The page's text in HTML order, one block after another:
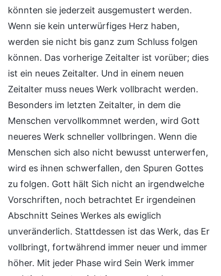
könnten sie jederzeit ausgemustert werden.
Wenn sie kein unterwürfiges Herz haben,
werden sie nicht bis ganz zum Schluss folgen
können. Das vorherige Zeitalter ist vorüber; dies
ist ein neues Zeitalter. Und in einem neuen
Zeitalter muss neues Werk vollbracht werden.
Besonders im letzten Zeitalter, in dem die
Menschen vervollkommnet werden, wird Gott
neueres Werk schneller vollbringen. Wenn die
Menschen sich also nicht bewusst unterwerfen,
wird es ihnen schwerfallen, den Spuren Gottes
zu folgen. Gott hält Sich nicht an irgendwelche
Vorschriften, noch betrachtet Er irgendeinen
Abschnitt Seines Werkes als ewiglich
unveränderlich. Stattdessen ist das Werk, das Er
vollbringt, fortwährend immer neuer und immer
höher. Mit jeder Phase wird Sein Werk immer